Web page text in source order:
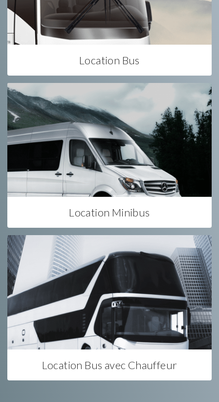
Location Bus
Location Minibus
Location Bus avec Chauffeur